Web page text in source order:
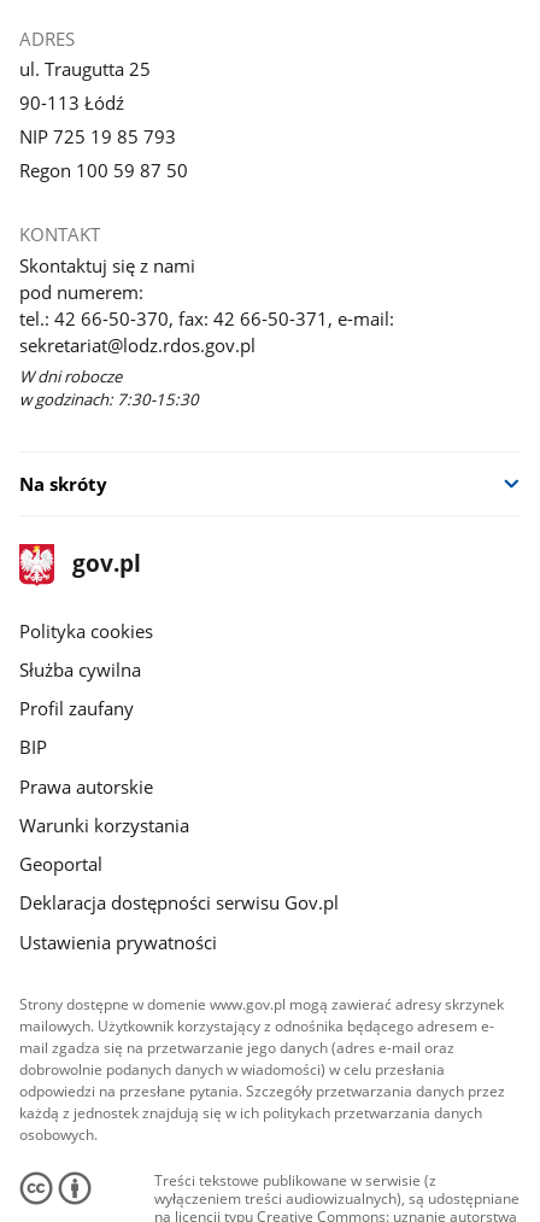
ADRES
ul. Traugutta 25
90-113 Łódź
NIP 725 19 85 793
Regon 100 59 87 50
KONTAKT
Skontaktuj się z nami
pod numerem:
tel.: 42 66-50-370, fax: 42 66-50-371, e-mail:
sekretariat@lodz.rdos.gov.pl
W dni robocze
w godzinach: 7:30-15:30
Na skróty
stopka
gov.pl
Strona
gov.pl
gov.pl
Polityka cookies
Służba cywilna
Profil zaufany
BIP
Prawa autorskie
Warunki korzystania
Geoportal
Deklaracja dostępności serwisu Gov.pl
Ustawienia prywatności
Strony dostępne w domenie www.gov.pl mogą zawierać adresy skrzynek
mailowych. Użytkownik korzystający z odnośnika będącego adresem e-
mail zgadza się na przetwarzanie jego danych (adres e-mail oraz
dobrowolnie podanych danych w wiadomości) w celu przesłania
odpowiedzi na przesłane pytania. Szczegóły przetwarzania danych przez
każdą z jednostek znajdują się w ich politykach przetwarzania danych
osobowych.
Treści tekstowe publikowane w serwisie (z
wyłączeniem treści audiowizualnych), są udostępniane
na licencji typu Creative Commons: uznanie autorstwa